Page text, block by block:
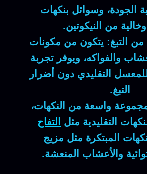
الجودة، وسوائل بنكهات
من النيكوتين.
التبغ: يتكون من مكونات
والفواكه، ويوفر تجربة
التقليدي دون أضرار
التبغ.
واسعة من النكهات،
التقليدية مثل
التفاح
المبتكرة مثل مزيج
والأعشاب المنعشة.